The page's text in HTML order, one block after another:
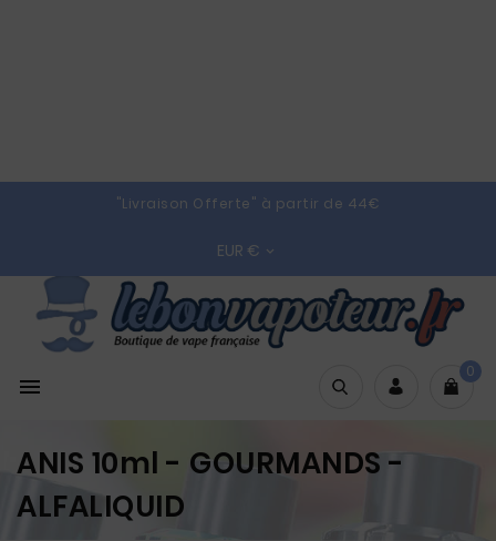
"Livraison Offerte" à partir de 44€
EUR € 

0
ANIS 10ml - GOURMANDS -
ALFALIQUID